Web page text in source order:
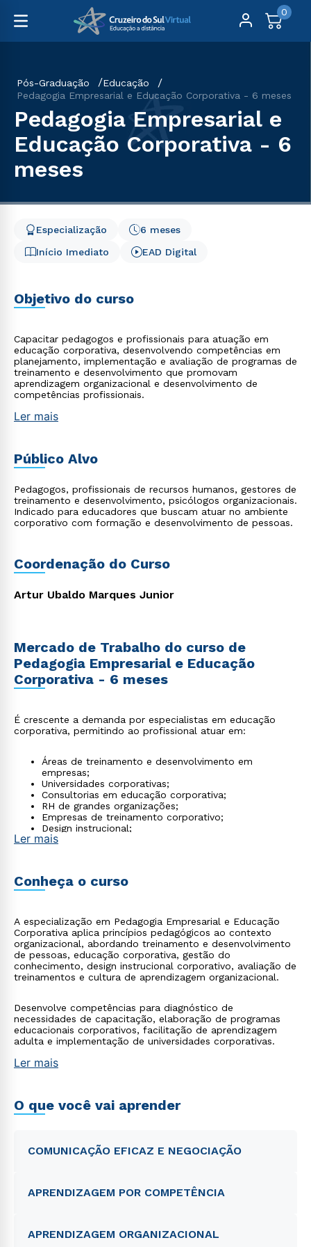
0
Pós-Graduação
Educação
Pedagogia Empresarial e Educação Corporativa - 6 meses
Pedagogia Empresarial e
Educação Corporativa - 6
meses
Início Imediato
6 meses
Especialização
EAD Digital
Objetivo do curso
Capacitar pedagogos e profissionais para atuação em
educação corporativa, desenvolvendo competências em
planejamento, implementação e avaliação de programas de
treinamento e desenvolvimento que promovam
aprendizagem organizacional e desenvolvimento de
competências profissionais.
Ler mais
Público Alvo
Pedagogos, profissionais de recursos humanos, gestores de
treinamento e desenvolvimento, psicólogos organizacionais.
Indicado para educadores que buscam atuar no ambiente
corporativo com formação e desenvolvimento de pessoas.
Coordenação do Curso
Artur Ubaldo Marques Junior
Mercado de Trabalho do curso de
Pedagogia Empresarial e Educação
Corporativa - 6 meses
É crescente a demanda por especialistas em educação
corporativa, permitindo ao profissional atuar em:
Áreas de treinamento e desenvolvimento em
empresas;
Universidades corporativas;
Consultorias em educação corporativa;
RH de grandes organizações;
Empresas de treinamento corporativo;
Design instrucional;
Gestão do conhecimento.
Ler mais
Conheça o curso
A especialização em Pedagogia Empresarial e Educação
Corporativa aplica princípios pedagógicos ao contexto
organizacional, abordando treinamento e desenvolvimento
de pessoas, educação corporativa, gestão do
conhecimento, design instrucional corporativo, avaliação de
treinamentos e cultura de aprendizagem organizacional.
Desenvolve competências para diagnóstico de
necessidades de capacitação, elaboração de programas
educacionais corporativos, facilitação de aprendizagem
adulta e implementação de universidades corporativas.
Ler mais
O que você vai aprender
COMUNICAÇÃO EFICAZ E NEGOCIAÇÃO
APRENDIZAGEM POR COMPETÊNCIA
APRENDIZAGEM ORGANIZACIONAL